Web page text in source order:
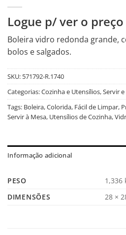
Logue p/ ver o preço
Boleira vidro redonda grande,
bolos e salgados.
SKU: 571792-R.1740
Categorias:Cozinha e Utensílios,Servir
Tags: Boleira,Colorida, Fácil de Limpar,
Servir à Mesa, Utensílios de Cozinha,
Informação adicional
PESO
1,336
DIMENSÕES
28 ×